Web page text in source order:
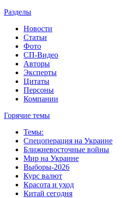
Разделы
Новости
Статьи
Фото
СП-Видео
Авторы
Эксперты
Цитаты
Персоны
Компании
Горячие темы
Темы:
Спецоперация на Украине
Ближневосточные войны
Мир на Украине
Выборы-2026
Курс валют
Красота и уход
Китай сегодня